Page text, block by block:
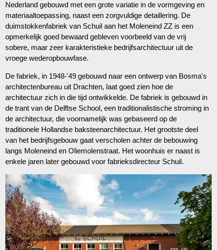
Nederland gebouwd met een grote variatie in de vormgeving en
materiaaltoepassing, naast een zorgvuldige detaillering. De
duimstokkenfabriek van Schuil aan het Moleneind ZZ is een
opmerkelijk goed bewaard gebleven voorbeeld van de vrij
sobere, maar zeer karakteristieke bedrijfsarchitectuur uit de
vroege wederopbouwfase.
De fabriek, in 1948-'49 gebouwd naar een ontwerp van Bosma's
architectenbureau uit Drachten, laat goed zien hoe de
architectuur zich in die tijd ontwikkelde. De fabriek is gebouwd in
de trant van de Delftse School, een traditionalistische stroming in
de architectuur, die voornamelijk was gebaseerd op de
traditionele Hollandse baksteenarchitectuur. Het grootste deel
van het bedrijfsgebouw gaat verscholen achter de bebouwing
langs Moleneind en Oliemolenstraat. Het woonhuis er naast is
enkele jaren later gebouwd voor fabrieksdirecteur Schuil.